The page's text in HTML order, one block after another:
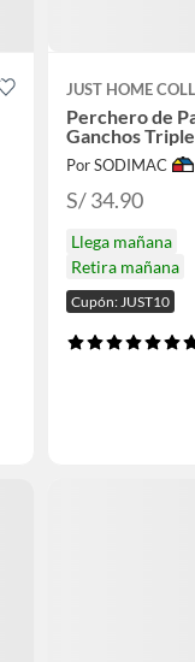
JUST HOME
Perchero de
Ganchos
Por SODIMAC
S/ 34.90
Llega mañana
Retira mañana
Cupón: JUST10